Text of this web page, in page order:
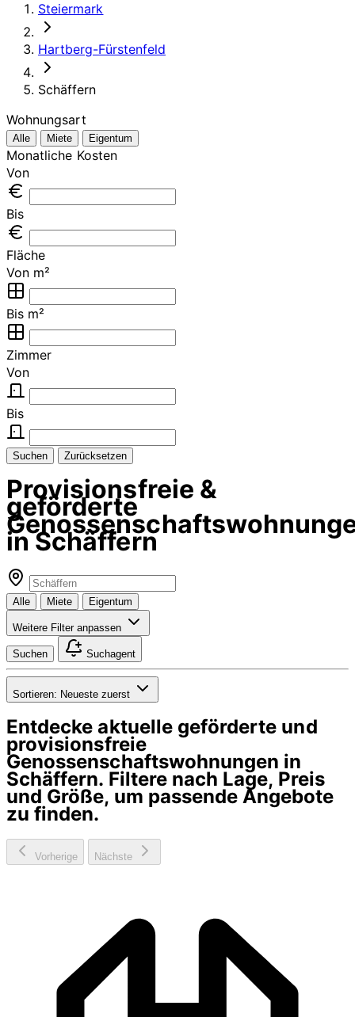
Steiermark
Hartberg-Fürstenfeld
Schäffern
Wohnungsart
Alle Miete Eigentum
Monatliche Kosten
Von
Bis
Fläche
Von m²
Bis m²
Zimmer
Von
Bis
Suchen Zurücksetzen
Provisionsfreie &
geförderte
in Schäffern
Alle Miete Eigentum
Weitere Filter anpassen
Suchen Suchagent
Sortieren: Neueste zuerst
Entdecke aktuelle geförderte und
provisionsfreie
Genossenschaftswohnungen in
Schäffern. Filtere nach Lage, Preis
und Größe, um passende Angebote
zu finden.
Vorherige Nächste